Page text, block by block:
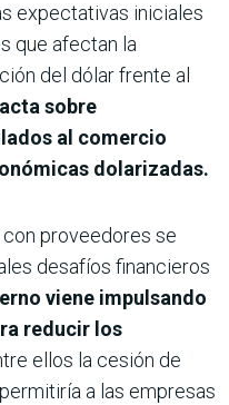
expectativas iniciales
que afectan la
del dólar frente al
sobre
al comercio
dolarizadas.
proveedores se
desafíos financieros
viene impulsando
reducir los
ellos la cesión de
a las empresas